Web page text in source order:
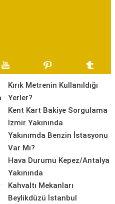
Kırık Metrenin Kullanıldığı
Yerler?
Kent Kart Bakiye Sorgulama
İzmir Yakınında
Yakınımda Benzin İstasyonu
Var Mı?
Hava Durumu Kepez/Antalya
Yakınında
Kahvaltı Mekanları
Beylikdüzü İstanbul